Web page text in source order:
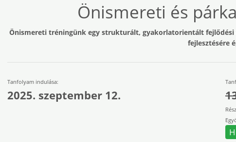
Önismereti és
Önismereti tréningünk egy strukturált, gyakorlatorientált
fejlesztésére
Tanfolyam indulása:
2025. szeptember 12.